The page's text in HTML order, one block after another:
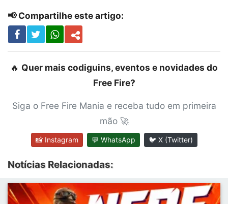
📢 Compartilhe este artigo:
🔥 Quer mais codiguins, eventos e novidades do
Free Fire?
Siga o Free Fire Mania e receba tudo em primeira
mão 🚀
📸 Instagram 💬 WhatsApp 🐦 X (Twitter)
Notícias Relacionadas: